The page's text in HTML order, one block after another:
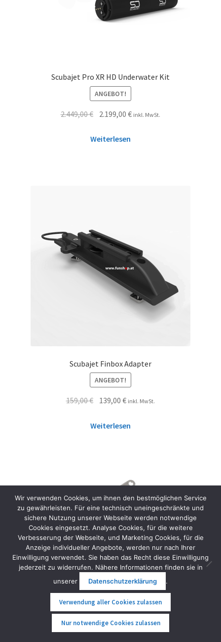
Scubajet Pro XR HD Underwater Kit
ANGEBOT!
2.449,00€ 2.199,00€ inkl. MwSt.
Weiterlesen
Scubajet Finbox Adapter
ANGEBOT!
159,00€ 139,00€ inkl. MwSt.
Weiterlesen
Wir verwenden Cookies, um ihnen den bestmöglichen Service
zu gewährleisten. Für eine technisch uneingeschränkte und
sichere Nutzung unserer Webseite werden notwendige
Cookies eingesetzt. Analyse Cookies, für die weitere
Verbesserung der Webseite, und Marketing Cookies, für die
Anzeige individueller Angebote, werden nur nach Ihrer
Einwilligung verwendet. Sie haben das Recht diese Einwilligung
jederzeit zu widerrufen. Nähere Informationen finden sie in
unserer
Datenschutzerklärung .
Verwendung aller Cookies zulassen
Nur notwendige Cookies zulassen